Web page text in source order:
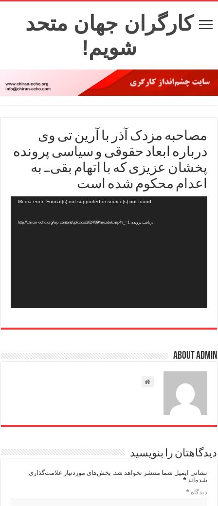
کارگران جهان متحد
شویم!
مصاحبه مزدک آذر با آرین تی وی
درباره ابعاد حقوقی و سیاسی پرونده
پخشان عزیزی که با اتهام بقی… به
اعدام محکوم شده است
Media error: Format(s) not supported or source(s) not found
دریافت پرونده: http://chiran-echo.org/wp-content/uploads/2024/09/mezdek.mp4?_=1
About admin
دیدگاهتان را بنویسید
نشانی ایمیل شما منتشر نخواهد شد. بخش‌های موردنیاز علامت‌گذاری
شده‌اند*
دیدگاه*